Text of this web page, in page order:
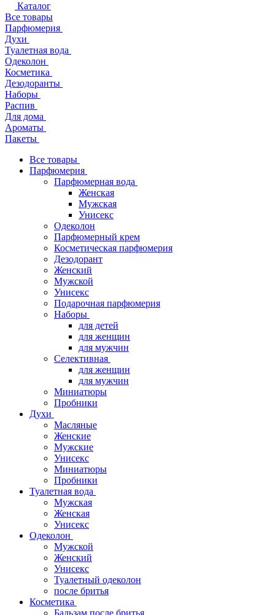
Каталог
Все товары
Парфюмерия
Духи
Туалетная вода
Одеколон
Косметика
Дезодоранты
Наборы
Распив
Для дома
Ароматы
Пакеты
Все товары
Парфюмерия
Парфюмерная вода
Женская
Мужская
Унисекс
Одеколон
Парфюмерный крем
Косметическая парфюмерия
Дезодорант
Женский
Мужской
Унисекс
Подарочная парфюмерия
Наборы
для детей
для женщин
для мужчин
Селективная
для женщин
для мужчин
Миниатюры
Пробники
Духи
Масляные
Женские
Мужские
Унисекс
Миниатюры
Пробники
Туалетная вода
Мужская
Женская
Унисекс
Одеколон
Мужской
Женский
Унисекс
Туалетный одеколон
после бритья
Косметика
Бальзам после бритья